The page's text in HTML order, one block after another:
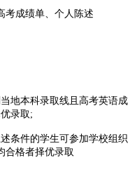
考成绩单、个人陈述
地本科录取线且高考英语成
录取;
件的学生可参加学校组织
合格者择优录取